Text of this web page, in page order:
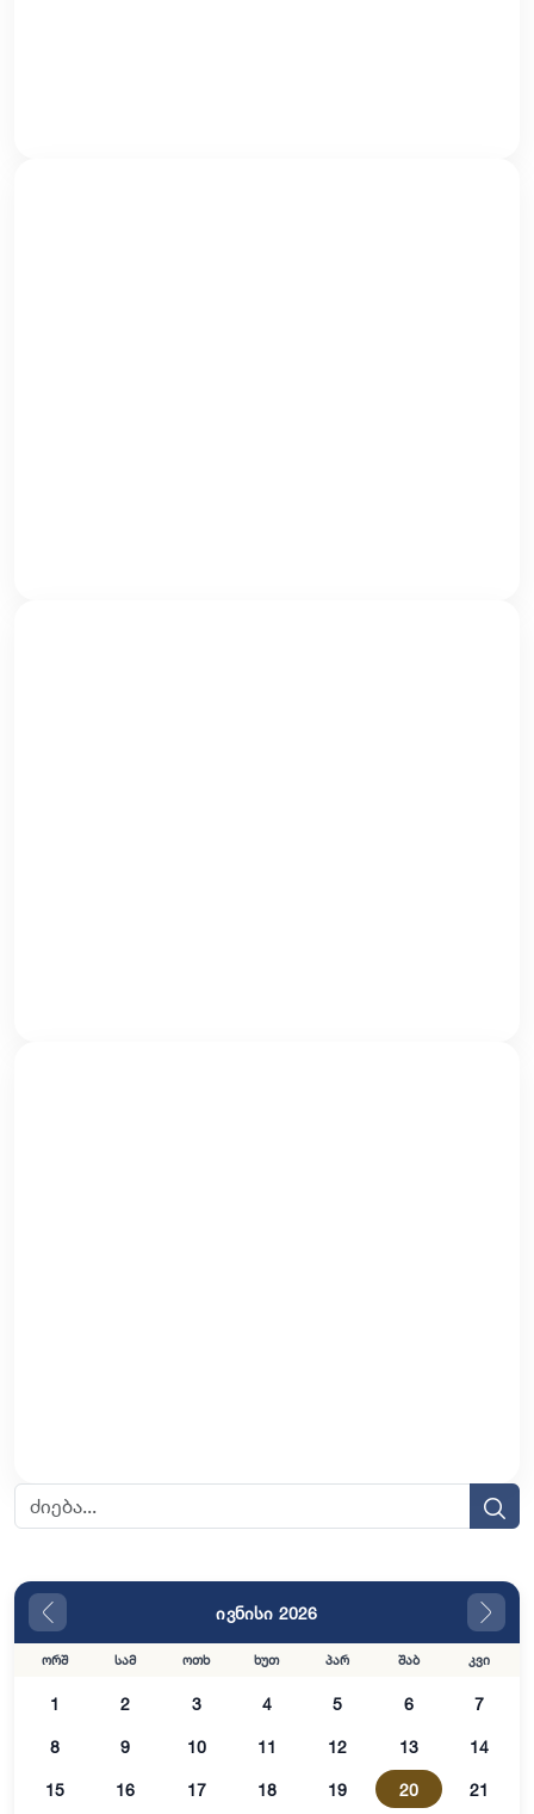
ივნისი 2026
ორშ სამ ოთხ ხუთ პარ შაბ კვი
1 2 3 4 5 6 7
8 9 10 11 12 13 14
15 16 17 18 19 20 21